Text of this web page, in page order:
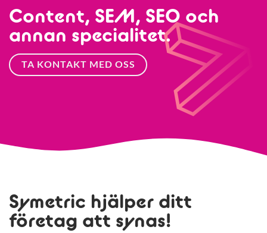
Content, SEM, SEO och
annan specialitet.
TA KONTAKT MED OSS
Symetric hjälper ditt
företag att synas!